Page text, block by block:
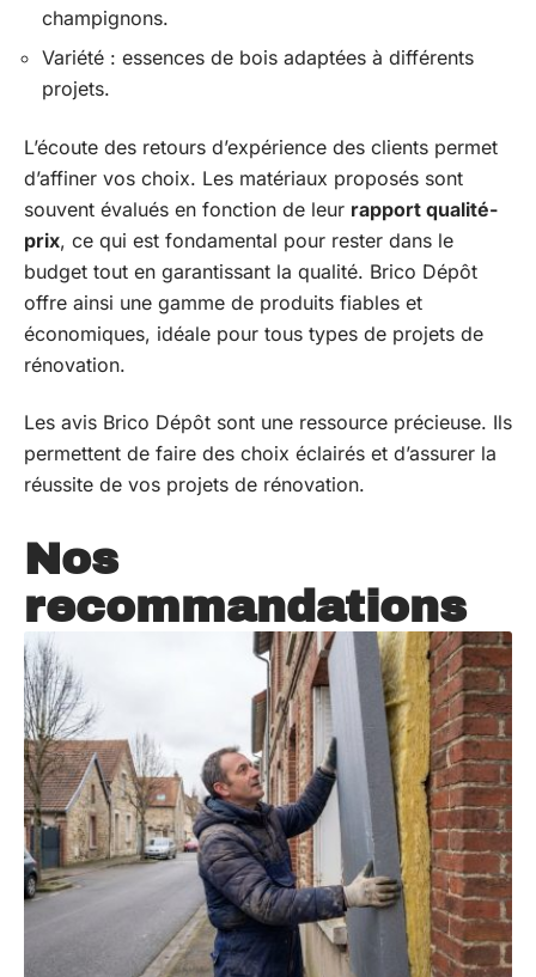
champignons.
Variété : essences de bois adaptées à différents
projets.
L’écoute des retours d’expérience des clients permet
d’affiner vos choix. Les matériaux proposés sont
souvent évalués en fonction de leur rapport qualité-
prix, ce qui est fondamental pour rester dans le
budget tout en garantissant la qualité. Brico Dépôt
offre ainsi une gamme de produits fiables et
économiques, idéale pour tous types de projets de
rénovation.
Les avis Brico Dépôt sont une ressource précieuse. Ils
permettent de faire des choix éclairés et d’assurer la
réussite de vos projets de rénovation.
Nos
recommandations